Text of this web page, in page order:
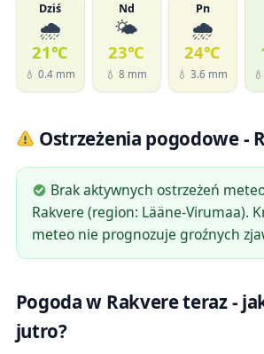
Dziś
🌧️
21℃
💧 0.4 mm
Nd
🌤️
23℃
💧 8 mm
Pn
🌧️
24℃
💧 3.6 mm
Ostrzeżenia pogodowe -
Brak aktywnych ostrzeżeń
Rakvere (region: Lääne-Virumaa).
meteo nie prognozuje groźnych
Pogoda w Rakvere teraz -
jutro?